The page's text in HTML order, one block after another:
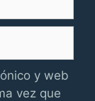
y web
vez que